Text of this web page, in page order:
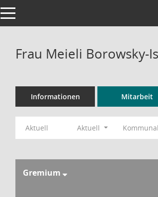
Toggle navigation
Frau Meieli Borowsky-
Informationen Mitarbeit
Aktuell Aktuell
Gremium